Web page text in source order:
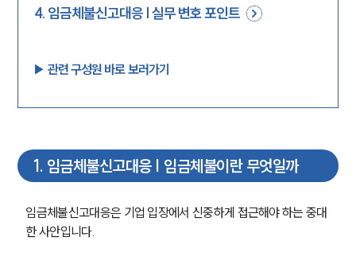
4. 임금체불신고대응 | 실무 변호 포인트
▶︎ 관련 구성원 바로 보러가기
1. 임금체불신고대응 | 임금체불이란 무엇일까
임금체불신고대응은 기업 입장에서 신중하게 접근해야 하는 중대
한 사안입니다.